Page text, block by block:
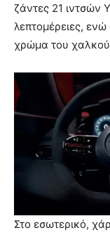
ζάντες 21 ιντσών
λεπτομέρειες,
χρώμα του χαλκού
Στο εσωτερικό,